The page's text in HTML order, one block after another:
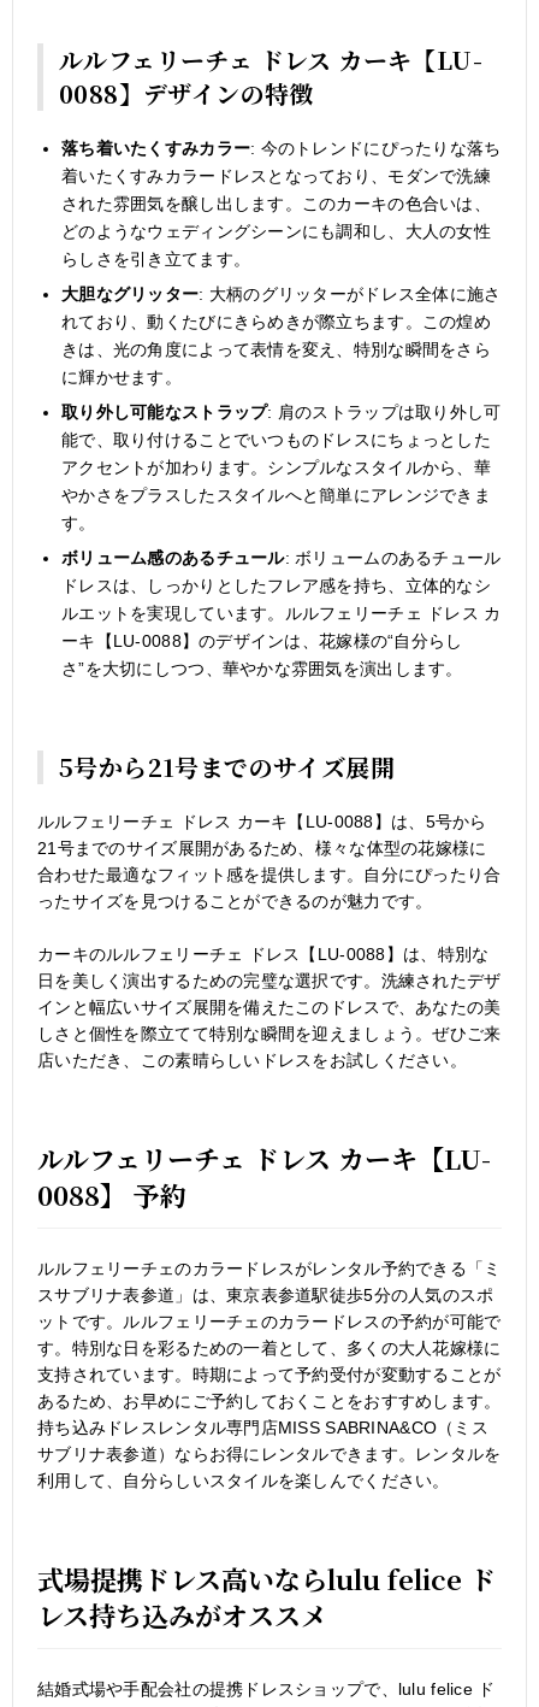
ルルフェリーチェ ドレス カーキ【LU-
0088】デザインの特徴
落ち着いたくすみカラー: 今のトレンドにぴったりな落ち
着いたくすみカラードレスとなっており、モダンで洗練
された雰囲気を醸し出します。このカーキの色合いは、
どのようなウェディングシーンにも調和し、大人の女性
らしさを引き立てます。
大胆なグリッター: 大柄のグリッターがドレス全体に施さ
れており、動くたびにきらめきが際立ちます。この煌め
きは、光の角度によって表情を変え、特別な瞬間をさら
に輝かせます。
取り外し可能なストラップ: 肩のストラップは取り外し可
能で、取り付けることでいつものドレスにちょっとした
アクセントが加わります。シンプルなスタイルから、華
やかさをプラスしたスタイルへと簡単にアレンジできま
す。
ボリューム感のあるチュール: ボリュームのあるチュール
ドレスは、しっかりとしたフレア感を持ち、立体的なシ
ルエットを実現しています。ルルフェリーチェ ドレス カ
ーキ【LU-0088】のデザインは、花嫁様の“自分らし
さ”を大切にしつつ、華やかな雰囲気を演出します。
5号から21号までのサイズ展開
ルルフェリーチェ ドレス カーキ【LU-0088】は、5号から
21号までのサイズ展開があるため、様々な体型の花嫁様に
合わせた最適なフィット感を提供します。自分にぴったり合
ったサイズを見つけることができるのが魅力です。
カーキのルルフェリーチェ ドレス【LU-0088】は、特別な
日を美しく演出するための完璧な選択です。洗練されたデザ
インと幅広いサイズ展開を備えたこのドレスで、あなたの美
しさと個性を際立てて特別な瞬間を迎えましょう。ぜひご来
店いただき、この素晴らしいドレスをお試しください。
ルルフェリーチェ ドレス カーキ【LU-
0088】 予約
ルルフェリーチェのカラードレスがレンタル予約できる「ミ
スサブリナ表参道」は、東京表参道駅徒歩5分の人気のスポ
ットです。ルルフェリーチェのカラードレスの予約が可能で
す。特別な日を彩るための一着として、多くの大人花嫁様に
支持されています。時期によって予約受付が変動することが
あるため、お早めにご予約しておくことをおすすめします。
持ち込みドレスレンタル専門店MISS SABRINA&CO（ミス
サブリナ表参道）ならお得にレンタルできます。レンタルを
利用して、自分らしいスタイルを楽しんでください。
式場提携ドレス高いならlulu felice ド
レス持ち込みがオススメ
結婚式場や手配会社の提携ドレスショップで、lulu felice ド